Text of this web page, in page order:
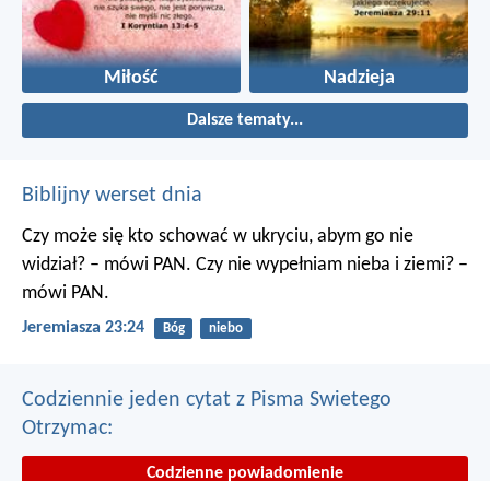
Miłość Nadzieja
Dalsze tematy...
Biblijny werset dnia
Czy może się kto schować w ukryciu, abym go nie
widział? – mówi PAN. Czy nie wypełniam nieba i ziemi? –
mówi PAN.
Jeremiasza 23:24 Bóg niebo
Codziennie jeden cytat z Pisma Swietego
Otrzymac:
Codzienne powiadomienie